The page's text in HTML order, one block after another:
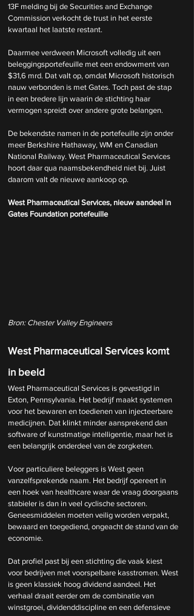
13F melding bij de Securities and Exchange
Commission verkocht de trust in het eerste
kwartaal het laatste restant.
Daarmee verdween Microsoft volledig uit een
beleggingsportefeuille met een endowment van
$31,6 mrd. Dat valt op, omdat Microsoft historisch
nauw verbonden is met Gates. Toch past de stap
in een bredere lijn waarin de stichting haar
vermogen spreidt over andere grote belangen.
De bekendste namen in de portefeuille zijn onder
meer Berkshire Hathaway, WM en Canadian
National Railway. West Pharmaceutical Services
hoort daar qua naamsbekendheid niet bij. Juist
daarom valt de nieuwe aankoop op.
West Pharmaceutical Services, nieuw aandeel in
Gates Foundation portefeuille
Bron: Chester Valley Engineers
West Pharmaceutical Services komt
in beeld
West Pharmaceutical Services is gevestigd in
Exton, Pennsylvania. Het bedrijf maakt systemen
voor het bewaren en toedienen van injecteerbare
medicijnen. Dat klinkt minder aansprekend dan
software of kunstmatige intelligentie, maar het is
een belangrijk onderdeel van de zorgketen.
Voor particuliere beleggers is West geen
vanzelfsprekende naam. Het bedrijf opereert in
een hoek van healthcare waar de vraag doorgaans
stabieler is dan in veel cyclische sectoren.
Geneesmiddelen moeten veilig worden verpakt,
bewaard en toegediend, ongeacht de stand van de
economie.
Dat profiel past bij een stichting die vaak kiest
voor bedrijven met voorspelbare kasstromen. West
is geen klassiek hoog dividend aandeel. Het
verhaal draait eerder om de combinatie van
winstgroei, dividenddiscipline en een defensieve